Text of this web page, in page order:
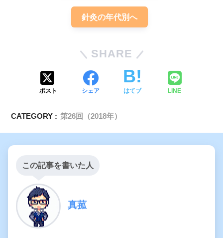
針灸の年代別へ
SHARE
ポスト シェア はてブ LINE
CATEGORY : 第26回（2018年）
この記事を書いた人
真菰